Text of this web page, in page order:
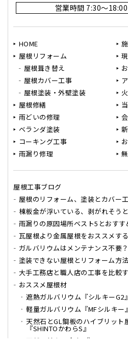
営業時間 7:30～
HOME
屋根リフォーム
屋根葺き替え
屋根カバー工事
屋根塗装・外壁塗装
屋根修繕
雨どいの修理
ベランダ塗装
コーキング工事
雨漏り修理
屋根工事ブログ
屋根のリフォーム、塗装とカバー
棟板金が浮いている、剥がれそう
雨漏りの原因場所ベスト5とおすす
瓦屋根より金属屋根をおススメす
ガルバリウムはメンテナンス不要？
塗装できない屋根とリフォーム方法
大手工務店と職人店の工事を比較
おススメ屋根材
遮熱ガルバリウム『シルキーG2』
軽量ガルバリウム『MFシルキー』
天然石とGL鋼板のハイブリット
『SHINTOかわらS』
天然石付きGL鋼板『Tルーフ』